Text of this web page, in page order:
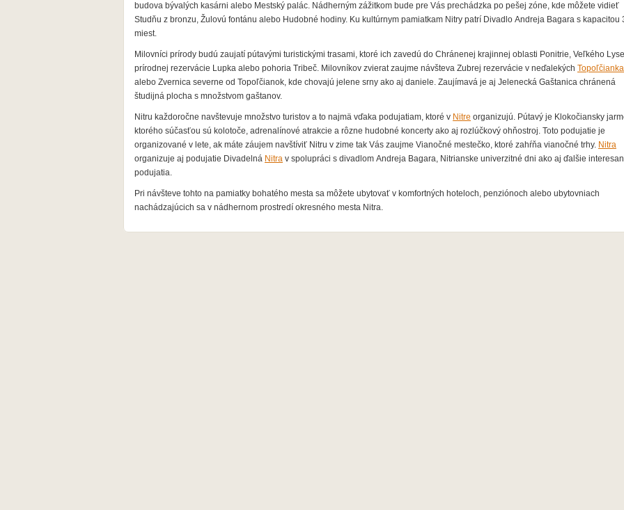
budova bývalých kasárni alebo Mestský palác. Nádherným zážitkom bude pre Vás prechádzka po pešej zóne, kde môžete vidieť
Studňu z bronzu, Žulovú fontánu alebo Hudobné hodiny. Ku kultúrnym pamiatkam Nitry patrí Divadlo Andreja Bagara s kapacitou
miest.
Milovníci prírody budú zaujatí pútavými turistickými trasami, ktoré ich zavedú do Chránenej krajinnej oblasti Ponitrie, Veľkého
prírodnej rezervácie Lupka alebo pohoria Tribeč. Milovníkov zvierat zaujme návšteva Zubrej rezervácie v neďalekých
alebo Zvernica severne od Topoľčianok, kde chovajú jelene srny ako aj daniele. Zaujímavá je aj Jelenecká Gaštanica chránená
študijná plocha s množstvom gaštanov.
Nitru každoročne navštevuje množstvo turistov a to najmä vďaka podujatiam, ktoré v Nitre organizujú. Pútavý je Klokočiansky
ktorého súčasťou sú kolotoče, adrenalínové atrakcie a rôzne hudobné koncerty ako aj rozlúčkový ohňostroj. Toto podujatie je
organizované v lete, ak máte záujem navštíviť Nitru v zime tak Vás zaujme Vianočné mestečko, ktoré zahŕňa vianočné trhy. Nitra
organizuje aj podujatie Divadelná Nitra v spolupráci s divadlom Andreja Bagara, Nitrianske univerzitné dni ako aj ďalšie
podujatia.
Pri návšteve tohto na pamiatky bohatého mesta sa môžete ubytovať v komfortných hoteloch, penziónoch alebo ubytovniach
nachádzajúcich sa v nádhernom prostredí okresného mesta Nitra.